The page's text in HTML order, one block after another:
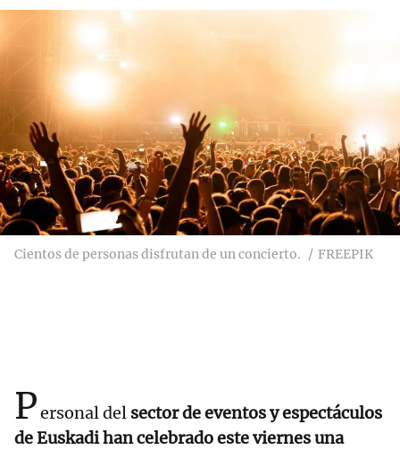
Cientos de personas disfrutan de un concierto. FREEPIK
Personal del sector de eventos y espectáculos
de Euskadi han celebrado este viernes una